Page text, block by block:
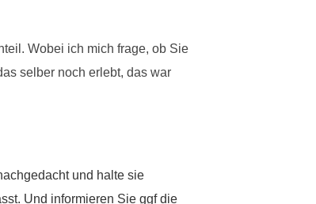
Wobei ich mich frage, ob Sie
selber noch erlebt, das war
und halte sie
Und informieren Sie ggf die